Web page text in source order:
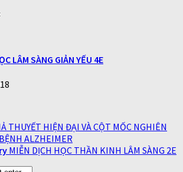
LÂM SÀNG GIẢN YẾU 4E
THUYẾT HIỆN ĐẠI VÀ CỘT MỐC NGHIÊN
ALZHEIMER
MIỄN DỊCH HỌC THẦN KINH LÂM SÀNG 2E